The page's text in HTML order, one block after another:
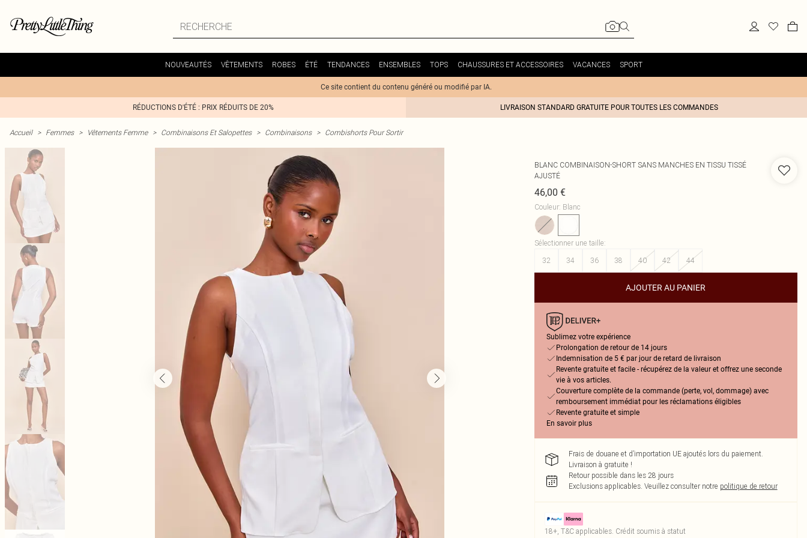
NOUVEAUTÉS VÊTEMENTS ROBES ÉTÉ TENDANCES ENSEMBLES TOPS CHAUSSURES ET ACCESSOIRES VACANCES SPORT
Ce site contient du contenu généré ou modifié par IA.
RÉDUCTIONS D'ÉTÉ : PRIX RÉDUITS DE 20% LIVRAISON STANDARD GRATUITE POUR TOUTES LES COMMANDES
Accueil > Femmes > Vêtements Femme > Combinaisons Et Salopettes > Combinaisons > Combishorts Pour Sortir
BLANC COMBINAISON-SHORT SANS MANCHES EN TISSU TISSÉ
AJUSTÉ
46,00 €
Couleur: Blanc
Sélectionner une taille:
32
34 36 38 40 42 44
AJOUTER AU PANIER
Sublimez votre expérience
Prolongation de retour de 14 jours
Indemnisation de 5 € par jour de retard de livraison
Revente gratuite et facile - récupérez de la valeur et offrez une seconde
vie à vos articles.
Couverture complète de la commande (perte, vol, dommage) avec
remboursement immédiat pour les réclamations éligibles
Revente gratuite et simple
En savoir plus
Frais de douane et d’importation UE ajoutés lors du paiement.
Livraison à gratuite !
Retour possible dans les 28 jours
Exclusions applicables. Veuillez consulter notre politique de retour
18+, T&C applicables. Crédit soumis à statut